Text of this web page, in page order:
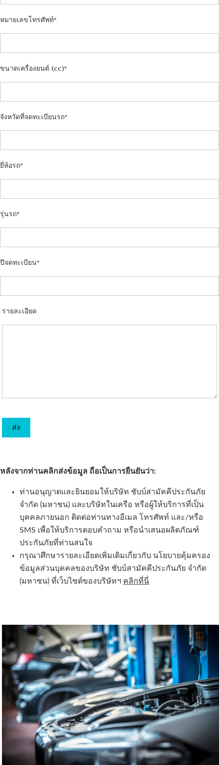
หมายเลขโทรศัพท์
ขนาดเครื่องยนต์ (cc)
จังหวัดที่จดทะเบียนรถ
ยี่ห้อรถ
รุ่นรถ
ปีจดทะเบียน
รายละเอียด
ส่ง
หลังจากท่านคลิกส่งข้อมูล ถือเป็นการยืนยันว่า:
ท่านอนุญาตและยินยอมให้บริษัท ชับบ์สามัคคีประกันภัย
จำกัด (มหาชน) และบริษัทในเครือ หรือผู้ให้บริการที่เป็น
บุคคลภายนอก ติดต่อท่านทางอีเมล โทรศัพท์ และ/หรือ
SMS เพื่อให้บริการตอบคำถาม หรือนำเสนอผลิตภัณฑ์
ประกันภัยที่ท่านสนใจ
กรุณาศึกษารายละเอียดเพิ่มเติมเกี่ยวกับ นโยบายคุ้มครอง
ข้อมูลส่วนบุคคลของบริษัท ชับบ์สามัคคีประกันภัย จำกัด
(มหาชน) ที่เว็บไซต์ของบริษัทฯ คลิกที่นี่